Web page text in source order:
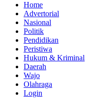
Home
Advertorial
Nasional
Politik
Pendidikan
Peristiwa
Hukum & Kriminal
Daerah
Wajo
Olahraga
Login